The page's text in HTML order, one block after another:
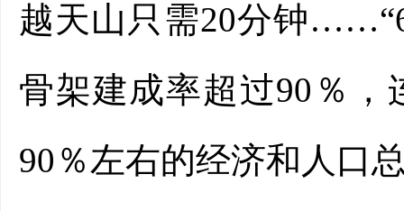
越天山只需20分钟
骨架建成率超过90％
90％左右的经济和人口